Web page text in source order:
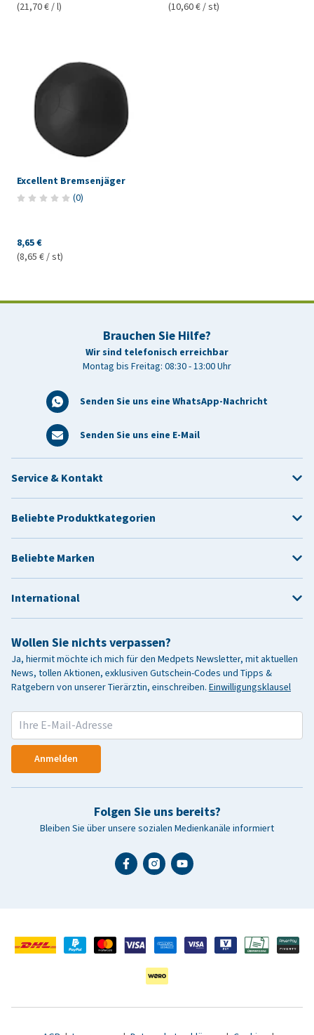
(21,70 € / l)
(10,60 € / st)
Excellent Bremsenjäger
(0)
8,65 €
(8,65 € / st)
Brauchen Sie Hilfe?
Wir sind telefonisch erreichbar
Montag bis Freitag: 08:30 - 13:00 Uhr
Senden Sie uns eine WhatsApp-Nachricht
Senden Sie uns eine E-Mail
Wollen Sie nichts verpassen?
Ja, hiermit möchte ich mich für den Medpets Newsletter, mit aktuellen
News, tollen Aktionen, exklusiven Gutschein-Codes und Tipps &
Ratgebern von unserer Tierärztin, einschreiben. Einwilligungsklausel
Anmelden
Folgen Sie uns bereits?
Bleiben Sie über unsere sozialen Medienkanäle informiert
Service & Kontakt
Beliebte Produktkategorien
Beliebte Marken
International